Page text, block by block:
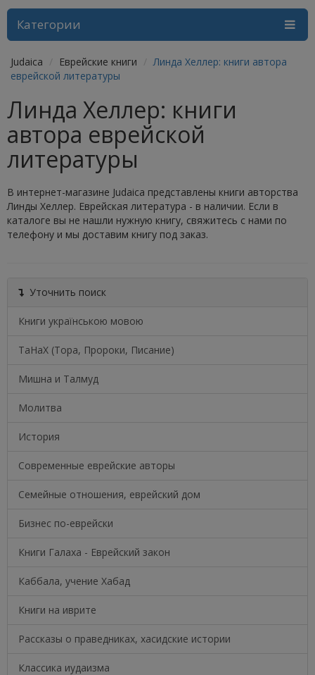
Категории
Judaica Еврейские книги
Линда Хеллер: книги автора
еврейской литературы
Линда Хеллер: книги
автора еврейской
литературы
В интернет-магазине Judaica представлены книги авторства
Линды Хеллер. Еврейская литература - в наличии. Если в
каталоге вы не нашли нужную книгу, свяжитесь с нами по
телефону и мы доставим книгу под заказ.
Уточнить поиск
Книги українською мовою
ТаНаХ (Тора, Пророки, Писание)
Мишна и Талмуд
Молитва
История
Современные еврейские авторы
Семейные отношения, еврейский дом
Бизнес по-еврейски
Книги Галаха - Еврейский закон
Каббала, учение Хабад
Книги на иврите
Рассказы о праведниках, хасидские истории
Классика иудаизма